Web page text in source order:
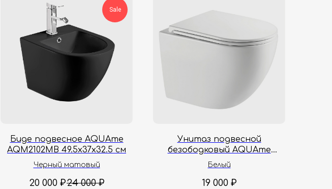
Sale
Биде подвесное AQUAme
AQM2102MB 49.5x37x32.5 см
Черный матовый
20 000 ₽24 000 ₽
Унитаз подвесной
безободковый AQUAme
AQM2014PRO 52х36х40 см
Белый
19 000 ₽